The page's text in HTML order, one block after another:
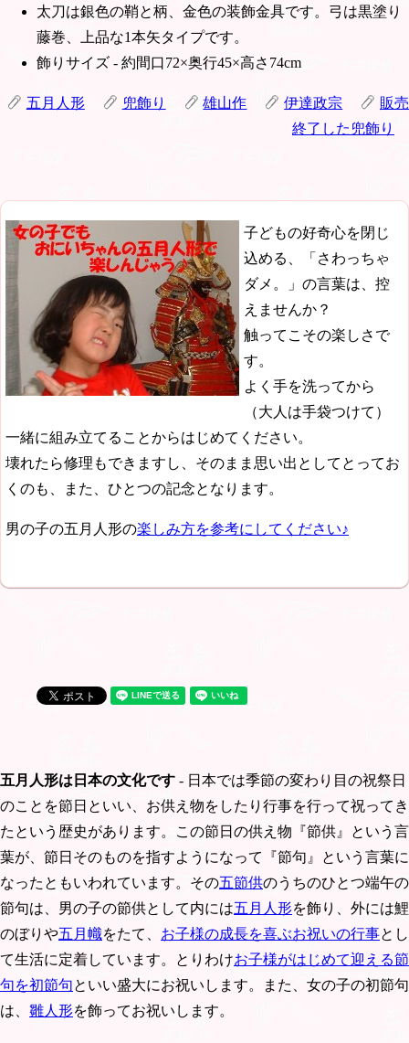
太刀は銀色の鞘と柄、金色の装飾金具です。弓は黒塗り
藤巻、上品な1本矢タイプです。
飾りサイズ - 約間口72×奥行45×高さ74cm
五月人形 兜飾り 雄山作 伊達政宗
販売
終了した兜飾り
子どもの好奇心を閉じ
込める、「さわっちゃ
ダメ。」の言葉は、控
えませんか？
触ってこその楽しさで
す。
よく手を洗ってから
（大人は手袋つけて）
一緒に組み立てることからはじめてください。
壊れたら修理もできますし、そのまま思い出としてとってお
くのも、また、ひとつの記念となります。
男の子の五月人形の楽しみ方を参考にしてください♪
五月人形は日本の文化です - 日本では季節の変わり目の祝祭日
のことを節日といい、お供え物をしたり行事を行って祝ってき
たという歴史があります。この節日の供え物『節供』という言
葉が、節日そのものを指すようになって『節句』という言葉に
なったともいわれています。その五節供のうちのひとつ端午の
節句は、男の子の節供として内には五月人形を飾り、外には鯉
のぼりや五月幟をたて、 お子様の成長を喜ぶお祝いの行事とし
て生活に定着しています。とりわけお子様がはじめて迎える節
句を初節句といい盛大にお祝いします。また、女の子の初節句
は、 雛人形を飾ってお祝いします。